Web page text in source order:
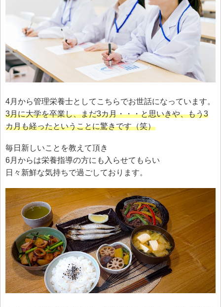
4月から管理栄養士としてこちらでお世話になっています。
3月に大学を卒業し、まだ3カ月・・・と思いきや、もう3
カ月も経ったということに驚きです（笑）
毎日新しいことを教えて頂き
6月からは栄養指導の方にも入らせてもらい
日々新鮮な気持ちで過ごしております。